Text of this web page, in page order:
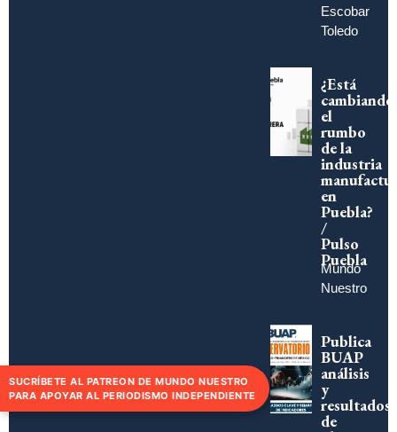
Escobar
Toledo
¿Está
cambiando
el
rumbo
de la
industria
en
Puebla?
/
Pulso
Puebla
Mundo
Nuestro
Publica
BUAP
análisis
y
resultados
de
SUCRÍBETE AL PATREON DE MUNDO NUESTRO
PARA APOYAR AL PERIODISMO INDEPENDIENTE